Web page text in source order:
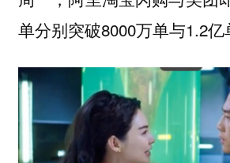
单分别突破8000万单与1.2亿